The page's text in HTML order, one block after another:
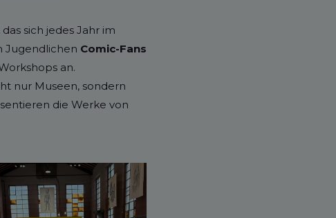
das sich jedes Jahr im
Jugendlichen Comic-Fans
an.
nur Museen, sondern
die Werke von